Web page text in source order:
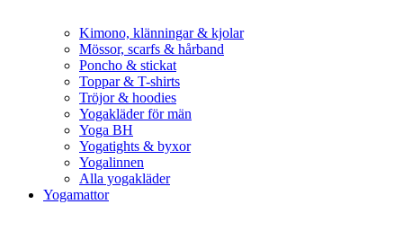
Kimono, klänningar & kjolar
Mössor, scarfs & hårband
Poncho & stickat
Toppar & T-shirts
Tröjor & hoodies
Yogakläder för män
Yoga BH
Yogatights & byxor
Yogalinnen
Alla yogakläder
Yogamattor